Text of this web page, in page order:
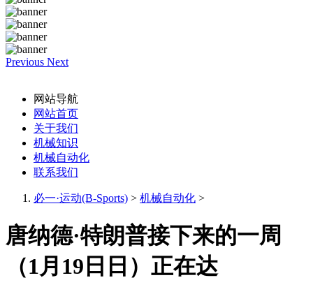
Previous Next
网站导航
网站首页
关于我们
机械知识
机械自动化
联系我们
必一·运动(B-Sports) > 机械自动化 >
唐纳德·特朗普接下来的一周
（1月19日日）正在达